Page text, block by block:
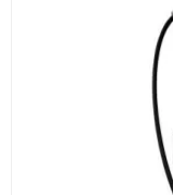
поставщика,
Перед
проверку. По
фото- или
момент отправки.
Срок